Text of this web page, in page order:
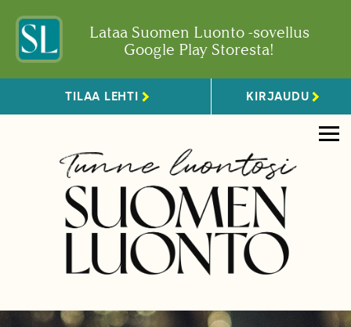
Lataa Suomen Luonto -sovellus
Google Play Storesta!
TILAA LEHTI KIRJAUDU